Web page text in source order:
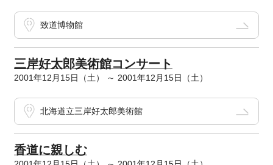
致道博物館
三岸好太郎美術館コンサート
2001年12月15日（土） ～ 2001年12月15日（土）
北海道立三岸好太郎美術館
香道に親しむ